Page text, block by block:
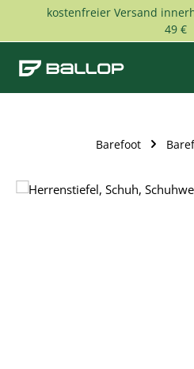
Zum Hauptinhalt springen
kostenfreier Versand
49 €
Barefoot
Bildergalerie überspringen